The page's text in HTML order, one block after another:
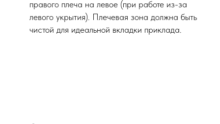
правого плеча на левое (при работе из-за
левого укрытия). Плечевая зона должна быть
чистой для идеальной вкладки приклада.